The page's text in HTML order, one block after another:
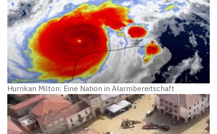
Hurrikan Milton: Eine Nation in Alarmbereitschaft